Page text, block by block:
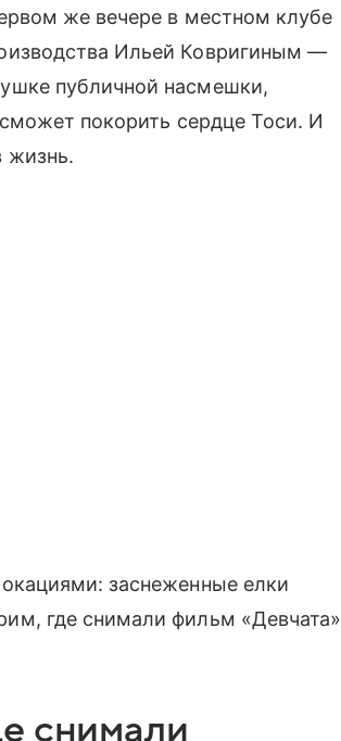
же вечере в местном клубе
Ильей Ковригиным —
публичной насмешки,
покорить сердце Тоси. И
жизнь.
заснеженные елки
где снимали фильм «Девчата»
снимали